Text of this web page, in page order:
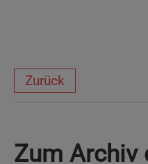
Zurück
Zum Archiv